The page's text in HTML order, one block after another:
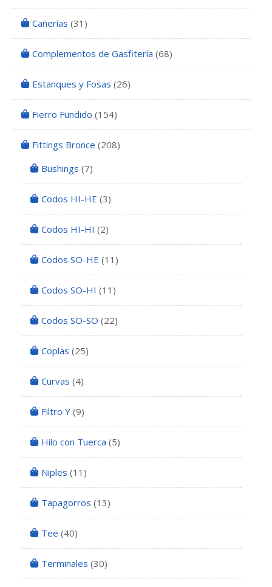
Cañerías (31)
Complementos de Gasfitería (68)
Estanques y Fosas (26)
Fierro Fundido (154)
Fittings Bronce (208)
Bushings (7)
Codos HI-HE (3)
Codos HI-HI (2)
Codos SO-HE (11)
Codos SO-HI (11)
Codos SO-SO (22)
Coplas (25)
Curvas (4)
Filtro Y (9)
Hilo con Tuerca (5)
Niples (11)
Tapagorros (13)
Tee (40)
Terminales (30)